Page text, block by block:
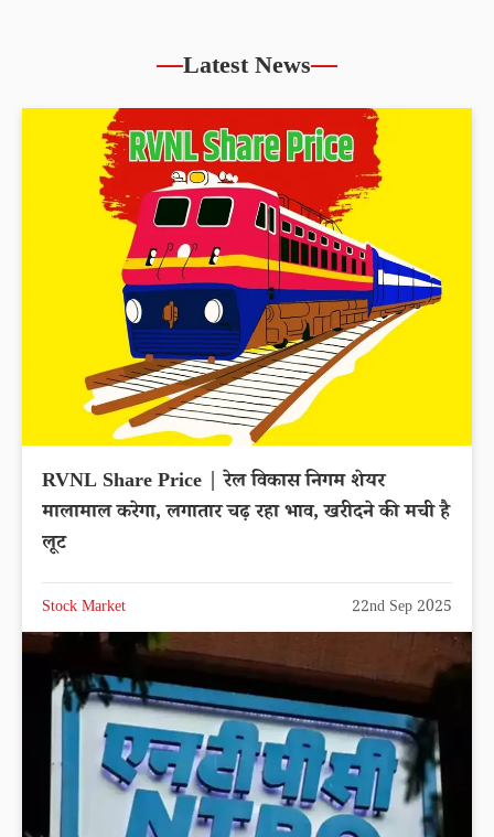
Latest News
RVNL Share Price | रेल विकास निगम शेयर
मालामाल करेगा, लगातार चढ़ रहा भाव, खरीदने की मची है
लूट
Stock Market 22nd Sep 2025